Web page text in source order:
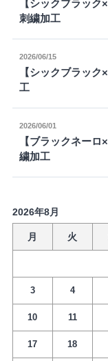
【シックブラッ
刺繍加工
2026/06/15
【シックブラッ
工
2026/06/01
【ブラックネー
繍加工
2026年8月
月 火
3 4
10 11
17 18